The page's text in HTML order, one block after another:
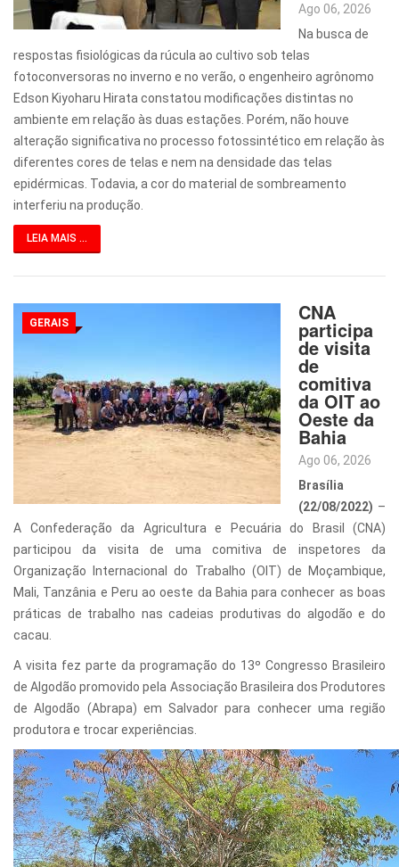
Ago 06, 2026
Na busca de
respostas fisiológicas da rúcula ao cultivo sob telas
fotoconversoras no inverno e no verão, o engenheiro agrônomo
Edson Kiyoharu Hirata constatou modificações distintas no
ambiente em relação às duas estações. Porém, não houve
alteração significativa no processo fotossintético em relação às
diferentes cores de telas e nem na densidade das telas
epidérmicas. Todavia, a cor do material de sombreamento
interferiu na produção.
LEIA MAIS ...
GERAIS CNA
participa
de visita
de
comitiva
da OIT ao
Oeste da
Bahia
Ago 06, 2026
Brasília
(22/08/2022) –
A Confederação da Agricultura e Pecuária do Brasil (CNA)
participou da visita de uma comitiva de inspetores da
Organização Internacional do Trabalho (OIT) de Moçambique,
Mali, Tanzânia e Peru ao oeste da Bahia para conhecer as boas
práticas de trabalho nas cadeias produtivas do algodão e do
cacau.
A visita fez parte da programação do 13º Congresso Brasileiro
de Algodão promovido pela Associação Brasileira dos Produtores
de Algodão (Abrapa) em Salvador para conhecer uma região
produtora e trocar experiências.